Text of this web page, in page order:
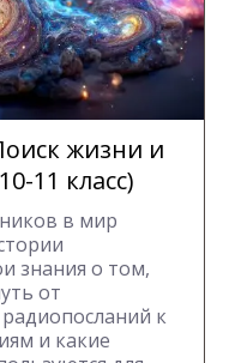
жизни и
11 класс)
в мир
знания о том,
от
к
и какие